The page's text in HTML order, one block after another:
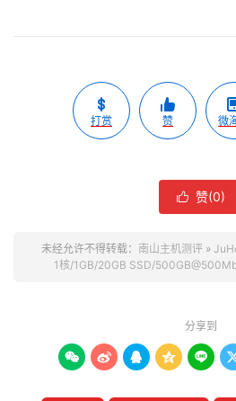
打赏 赞 微
 赞(0)
未经允许不得转载： 南山主机测评 »
1核/1GB/20GB SSD/
分享到
    